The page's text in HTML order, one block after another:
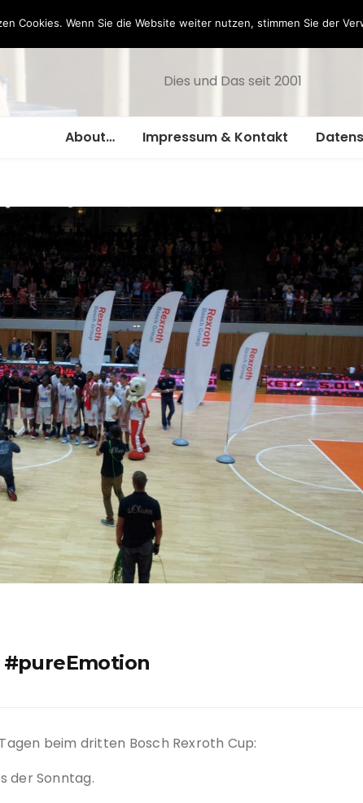
Hazamelistan
Dies und Das seit 2001
About… Impressum & Kontakt
#pureEmotion
beim dritten Bosch Rexroth Cup:
der Sonntag.
Cookies. Wenn Sie die Website weiter nutzen, stimmen Sie der